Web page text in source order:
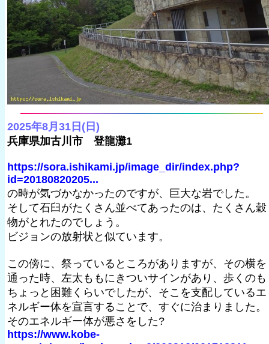
2025年8月31日(日)
兵庫県加古川市 登龍灘1
https://sora.ishikami.jp/image_dir/index.php?
id=20180820205...
の時が気づかなかったのですが、巨大な岩でした。
そして石臼がたくさん並べてあったのは、たくさん穀
物がとれたのでしょう。
ビジョンの放射状と似ています。
この傍に、祭っているところがありますが、その横を
通った時、左太ももにきついサインがあり、歩くのも
ちょっと困難くらいでしたが、そこを支配しているエ
ネルギー体を宣言することで、すぐに治まりました。
そのエネルギー体が悪さをした?
https://www.kobe-